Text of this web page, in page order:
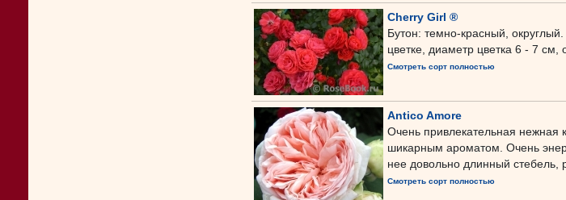
Cherry Girl ®
Бутон: темно-красный,
цветке, диаметр цветка 6 - 7 см,
Смотреть сорт полностью
Antico Amore
Очень привлекательная нежная
шикарным ароматом. Очень
нее довольно длинный стебель,
Смотреть сорт полностью